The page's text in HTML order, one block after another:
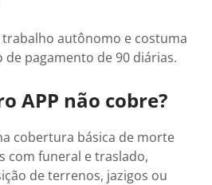
trabalho autônomo e costuma
pagamento de 90 diárias.
APP não cobre?
cobertura básica de morte
com funeral e traslado,
de terrenos, jazigos ou